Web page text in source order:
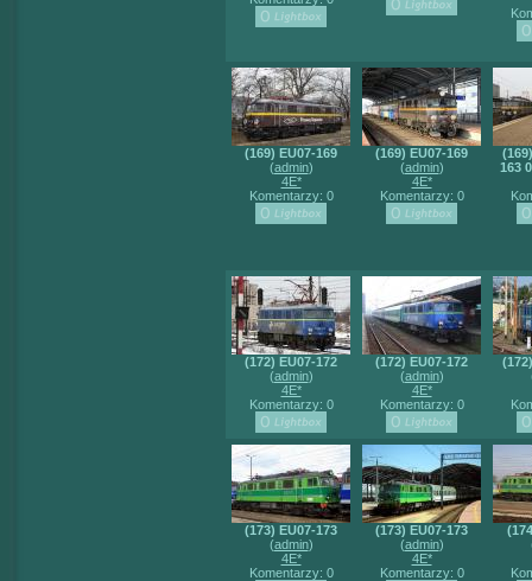
(169) EU07-169
(admin)
4E*
Komentarzy: 0
(169) EU07-169
(admin)
4E*
Komentarzy: 0
163
(172) EU07-172
(admin)
4E*
Komentarzy: 0
(172) EU07-172
(admin)
4E*
Komentarzy: 0
(173) EU07-173
(admin)
4E*
Komentarzy: 0
(173) EU07-173
(admin)
4E*
Komentarzy: 0